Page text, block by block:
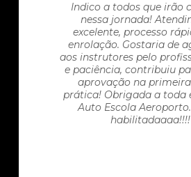
Indico a todos que irão
nessa jornada!
excelente, processo
enrolação. Gostaria de
aos instrutores pelo
e paciência, contribuiu
aprovação na
prática! Obrigada a toda
Auto Escola
habilitadaaaa!!!!